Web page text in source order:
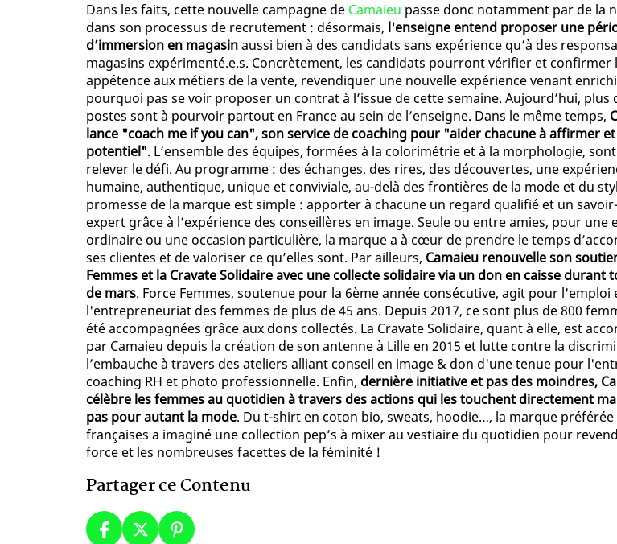
Dans les faits, cette nouvelle campagne de Camaieu passe donc notamment par de la
dans son processus de recrutement : désormais, l'enseigne entend proposer une
d’immersion en magasinaussi bien à des candidats sans expérience qu’à des
magasins expérimenté.e.s. Concrètement, les candidats pourront vérifier et confirmer
appétence aux métiers de la vente, revendiquer une nouvelle expérience venant
pourquoi pas se voir proposer un contrat à l’issue de cette semaine. Aujourd’hui, plus
postes sont à pourvoir partout en France au sein de l’enseigne. Dans le même temps,
lance "coach me if you can", son service de coaching pour "aider chacune à affirmer
potentiel". L’ensemble des équipes, formées à la colorimétrie et à la morphologie,
relever le défi. Au programme : des échanges, des rires, des découvertes, une
humaine, authentique, unique et conviviale, au-delà des frontières de la mode et du
promesse de la marque est simple : apporter à chacune un regard qualifié et un
expert grâce à l’expérience des conseillères en image. Seule ou entre amies, pour une
ordinaire ou une occasion particulière, la marque a à cœur de prendre le temps
ses clientes et de valoriser ce qu’elles sont. Par ailleurs, Camaieu renouvelle son
Femmes et la Cravate Solidaire avec une collecte solidaire via un don en caisse durant
de mars. Force Femmes, soutenue pour la 6ème année consécutive, agit pour l'emploi
l'entrepreneuriat des femmes de plus de 45 ans. Depuis 2017, ce sont plus de 800
été accompagnées grâce aux dons collectés. La Cravate Solidaire, quant à elle, est
par Camaieu depuis la création de son antenne à Lille en 2015 et lutte contre la
l’embauche à travers des ateliers alliant conseil en image & don d'une tenue pour
coaching RH et photo professionnelle. Enfin, dernière initiative et pas des moindres,
célèbre les femmes au quotidien à travers des actions qui les touchent directement
pas pour autant la mode. Du t-shirt en coton bio, sweats, hoodie…, la marque préférée
françaises a imaginé une collection pep’s à mixer au vestiaire du quotidien pour
force et les nombreuses facettes de la féminité !
Partager ce Contenu